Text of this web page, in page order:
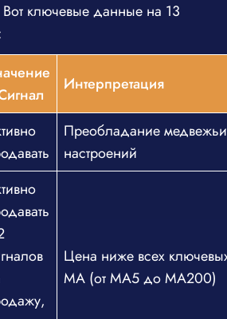
ключевые данные на 13
Интерпретация
Преобладание
настроений
Цена ниже всех
MA (от MA5 до MA200)